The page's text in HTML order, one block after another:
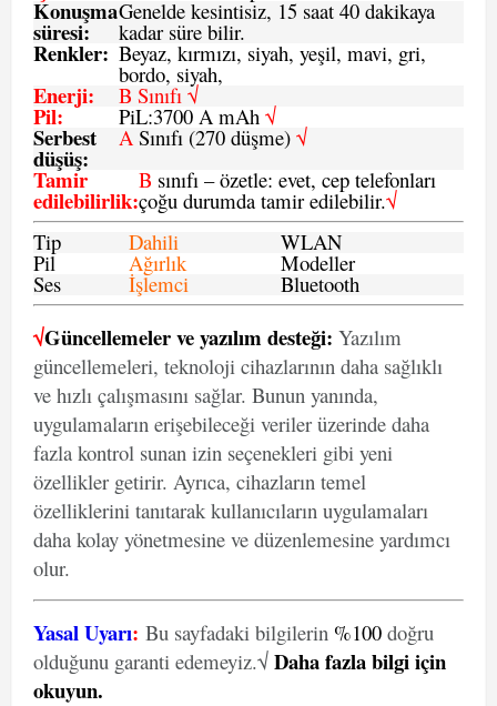
Konuşma
süresi:
Genelde kesintisiz, 15 saat 40 dakikaya
kadar süre bilir.
Renkler: Beyaz, kırmızı, siyah, yeşil, mavi, gri,
bordo, siyah,
Enerji: B Sınıfı √
Pil: PiL:3700 A mAh √
Serbest
düşüş:
ASınıfı (270 düşme) √
Tamir
edilebilirlik:
B sınıfı – özetle: evet, cep telefonları
çoğu durumda tamir edilebilir.√
Tip
Dahili WLAN
Pil Ağırlık Modeller
Ses İşlemci Bluetooth
√Güncellemeler ve yazılım desteği: Yazılım
güncellemeleri, teknoloji cihazlarının daha sağlıklı
ve hızlı çalışmasını sağlar. Bunun yanında,
uygulamaların erişebileceği veriler üzerinde daha
fazla kontrol sunan izin seçenekleri gibi yeni
özellikler getirir. Ayrıca, cihazların temel
özelliklerini tanıtarak kullanıcıların uygulamaları
daha kolay yönetmesine ve düzenlemesine yardımcı
olur.
Yasal Uyarı: Bu sayfadaki bilgilerin %100 doğru
olduğunu garanti edemeyiz.√ Daha fazla bilgi için
okuyun.